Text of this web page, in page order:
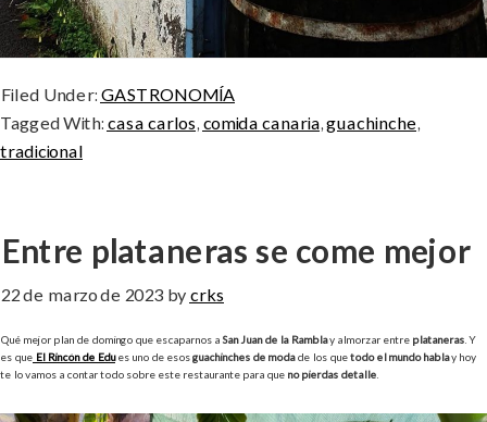
Filed Under: GASTRONOMÍA
Tagged With: casa carlos, comida canaria,guachinche,
tradicional
Entre plataneras se come mejor
22 de marzo de 2023 by crks
Qué mejor plan de domingo que escaparnos a San Juan de la Ramblay almorzar entre plataneras . Y
es que El Rincón de Edues uno de esosguachinches de modade los quetodo el mundo hablay hoy
te lo vamos a contar todo sobre este restaurante para que no pierdas detalle